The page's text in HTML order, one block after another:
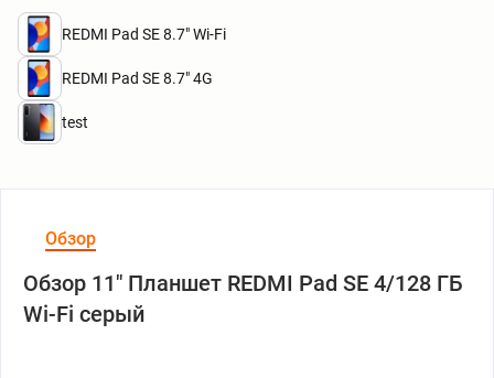
REDMI Pad SE 8.7" Wi-Fi
REDMI Pad SE 8.7" 4G
test
Обзор
Обзор 11" Планшет REDMI Pad SE 4/128 ГБ
Wi-Fi серый